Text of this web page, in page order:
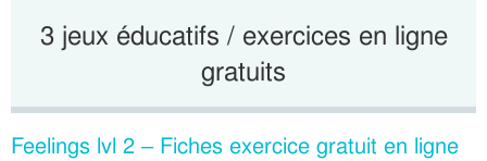
3 jeux éducatifs / exercices en ligne
gratuits
Feelings lvl 2 – Fiches exercice gratuit en ligne